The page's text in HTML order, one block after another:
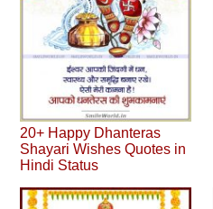
20+ Happy Dhanteras
Shayari Wishes Quotes in
Hindi Status